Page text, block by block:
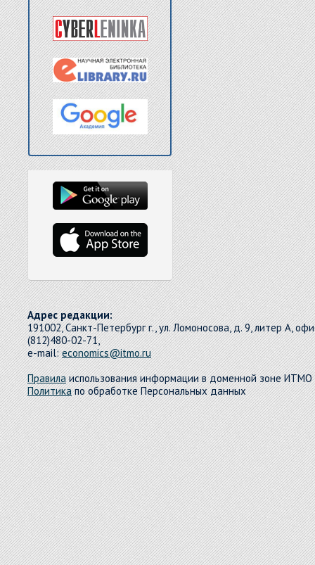
Адрес редакции:
191002, Санкт-Петербург г., ул. Ломоносова, д. 9, литер А,
(812)480-02-71,
e-mail:economics@itmo.ru
Правилаиспользования информации в доменной зоне ИТМО
Политикапо обработке Персональных данных